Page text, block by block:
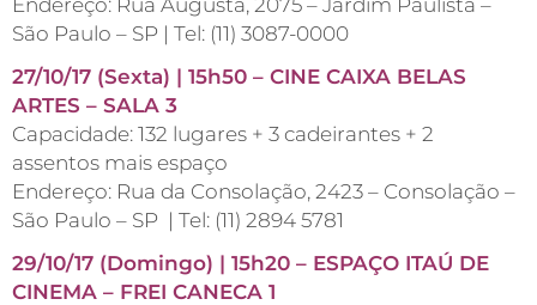
São Paulo – SP | Tel: (11) 3087-0000
27/10/17 (Sexta) | 15h50 – CINE CAIXA BELAS
ARTES – SALA 3
Capacidade: 132 lugares + 3 cadeirantes + 2
assentos mais espaço
Endereço: Rua da Consolação, 2423 – Consolação –
São Paulo – SP | Tel: (11) 2894 5781
29/10/17 (Domingo) | 15h20 – ESPAÇO ITAÚ DE
CINEMA – FREI CANECA 1